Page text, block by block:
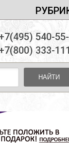
540-
333-
НАЙТИ